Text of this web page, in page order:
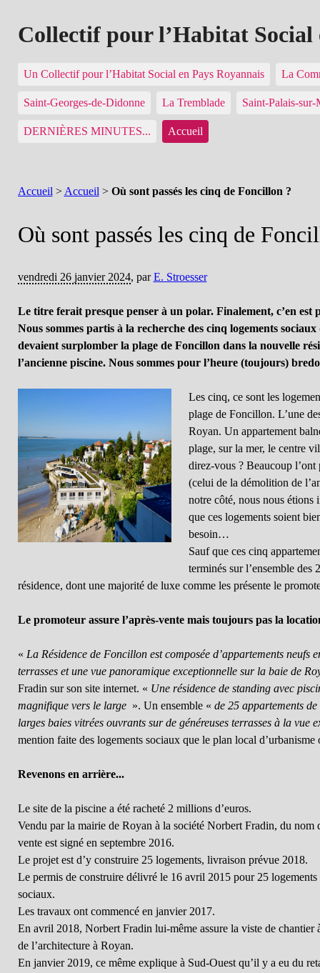
Collectif pour l’Habitat Social
Un Collectif pour l’Habitat Social en Pays Royannais La
Saint-Georges-de-Didonne La Tremblade Saint-Palais-sur-
DERNIÈRES MINUTES... Accueil
Accueil > Accueil > Où sont passés les cinq de Foncillon ?
Où sont passés les cinq de
vendredi 26 janvier 2024, parE. Stroesser
Le titre ferait presque penser à un polar. Finalement, c’en est
Nous sommes partis à la recherche des cinq logements sociaux
devaient surplomber la plage de Foncillon dans la nouvelle
l’ancienne piscine. Nous sommes pour l’heure (toujours)
Les cinq, ce sont les
plage de Foncillon. L’une
Royan. Un appartement
plage, sur la mer, le centre
direz-vous ? Beaucoup l’ont
(celui de la démolition de
notre côté, nous nous étions
que ces logements soient
besoin…
Sauf que ces cinq
terminés sur l’ensemble des
résidence, dont une majorité de luxe comme les présente le
Le promoteur assure l’après-vente mais toujours pas la
« La Résidence de Foncillon est composée d’appartements neufs
terrasses et une vue panoramique exceptionnelle sur la baie de
Fradin sur son site internet. « Une résidence de standing avec
magnifique vers le large ». Un ensemble « de 25 appartements
larges baies vitrées ouvrants sur de généreuses terrasses à la vue
mention faite des logements sociaux que le plan local d’urbanisme
Revenons en arrière...
Le site de la piscine a été racheté 2 millions d’euros.
Vendu par la mairie de Royan à la société Norbert Fradin, du nom
vente est signé en septembre 2016.
Le projet est d’y construire 25 logements, livraison prévue 2018.
Le permis de construire délivré le 16 avril 2015 pour 25
sociaux.
Les travaux ont commencé en janvier 2017.
En avril 2018, Norbert Fradin lui-même assure la viste de chantier
de l’architecture à Royan.
En janvier 2019, ce même explique à Sud-Ouest qu’il y a eu du